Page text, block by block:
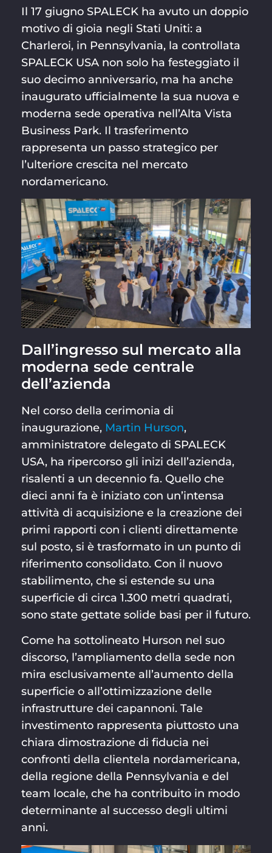
Il 17 giugno SPALECK ha avuto un doppio
motivo di gioia negli Stati Uniti: a
Charleroi, in Pennsylvania, la controllata
SPALECK USA non solo ha festeggiato il
suo decimo anniversario, ma ha anche
inaugurato ufficialmente la sua nuova e
moderna sede operativa nell’Alta Vista
Business Park. Il trasferimento
rappresenta un passo strategico per
l’ulteriore crescita nel mercato
nordamericano.
Dall’ingresso sul mercato alla
moderna sede centrale
dell’azienda
Nel corso della cerimonia di
inaugurazione, Martin Hurson,
amministratore delegato di SPALECK
USA, ha ripercorso gli inizi dell’azienda,
risalenti a un decennio fa. Quello che
dieci anni fa è iniziato con un’intensa
attività di acquisizione e la creazione dei
primi rapporti con i clienti direttamente
sul posto, si è trasformato in un punto di
riferimento consolidato. Con il nuovo
stabilimento, che si estende su una
superficie di circa 1.300 metri quadrati,
sono state gettate solide basi per il futuro.
Come ha sottolineato Hurson nel suo
discorso, l’ampliamento della sede non
mira esclusivamente all’aumento della
superficie o all’ottimizzazione delle
infrastrutture dei capannoni. Tale
investimento rappresenta piuttosto una
chiara dimostrazione di fiducia nei
confronti della clientela nordamericana,
della regione della Pennsylvania e del
team locale, che ha contribuito in modo
determinante al successo degli ultimi
anni.